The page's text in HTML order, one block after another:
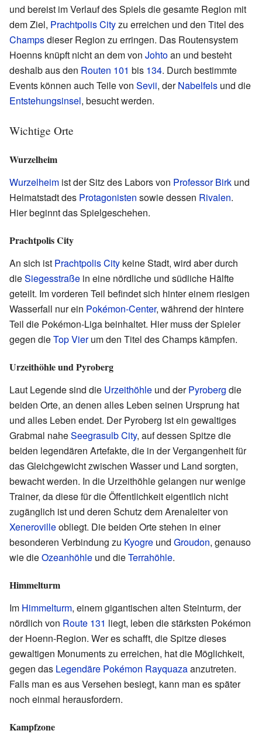
und bereist im Verlauf des Spiels die gesamte Region mit
dem Ziel, Prachtpolis Cityzu erreichen und den Titel des
Champsdieser Region zu erringen. Das Routensystem
Hoenns knüpft nicht an dem von Johtoan und besteht
deshalb aus den Routen 101 bis 134. Durch bestimmte
Events können auch Teile von Sevii, derNabelfels und die
Entstehungsinsel, besucht werden.
Wichtige Orte
Wurzelheim
Wurzelheim ist der Sitz des Labors von Professor Birk und
Heimatstadt des Protagonisten sowie dessen Rivalen.
Hier beginnt das Spielgeschehen.
Prachtpolis City
An sich ist Prachtpolis City keine Stadt, wird aber durch
dieSiegesstraße in eine nördliche und südliche Hälfte
geteilt. Im vorderen Teil befindet sich hinter einem riesigen
Wasserfall nur ein Pokémon-Center, während der hintere
Teil die Pokémon-Liga beinhaltet. Hier muss der Spieler
gegen dieTop Vierum den Titel des Champs kämpfen.
Urzeithöhle und Pyroberg
Laut Legende sind die Urzeithöhle und derPyroberg die
beiden Orte, an denen alles Leben seinen Ursprung hat
und alles Leben endet. Der Pyroberg ist ein gewaltiges
Grabmal naheSeegrasulb City, auf dessen Spitze die
beiden legendären Artefakte, die in der Vergangenheit für
das Gleichgewicht zwischen Wasser und Land sorgten,
bewacht werden. In die Urzeithöhle gelangen nur wenige
Trainer, da diese für die Öffentlichkeit eigentlich nicht
zugänglich ist und deren Schutz dem Arenaleiter von
Xenerovilleobliegt. Die beiden Orte stehen in einer
besonderen Verbindung zu Kyogre und Groudon, genauso
wie dieOzeanhöhle und dieTerrahöhle.
Himmelturm
Im Himmelturm, einem gigantischen alten Steinturm, der
nördlich von Route 131 liegt, leben die stärksten Pokémon
der Hoenn-Region. Wer es schafft, die Spitze dieses
gewaltigen Monuments zu erreichen, hat die Möglichkeit,
gegen das Legendäre Pokémon Rayquazaanzutreten.
Falls man es aus Versehen besiegt, kann man es später
noch einmal herausfordern.
Kampfzone